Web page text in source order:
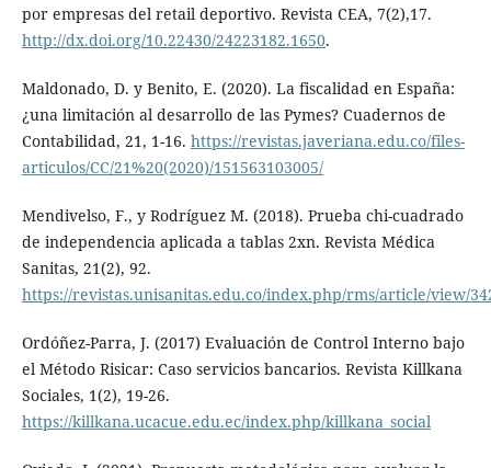
por empresas del retail deportivo. Revista CEA, 7(2),17.
http://dx.doi.org/10.22430/24223182.1650.
Maldonado, D. y Benito, E. (2020). La fiscalidad en España:
¿una limitación al desarrollo de las Pymes? Cuadernos de
Contabilidad, 21, 1-16. https://revistas.javeriana.edu.co/files-
articulos/CC/21%20(2020)/151563103005/
Mendivelso, F., y Rodríguez M. (2018). Prueba chi-cuadrado
de independencia aplicada a tablas 2xn. Revista Médica
Sanitas, 21(2), 92.
https://revistas.unisanitas.edu.co/index.php/rms/article/view/
Ordóñez-Parra, J. (2017) Evaluación de Control Interno bajo
el Método Risicar: Caso servicios bancarios. Revista Killkana
Sociales, 1(2), 19-26.
https://killkana.ucacue.edu.ec/index.php/killkana_social